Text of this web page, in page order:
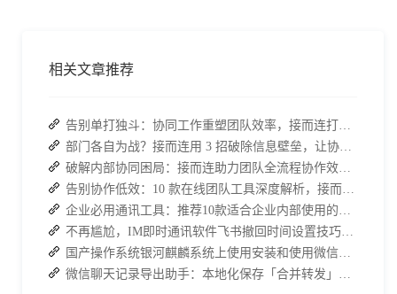
相关文章推荐
告别单打独斗：协同工作重塑团队效率，接而连打造数据合规协作空间
部门各自为战？接而连用 3 招破除信息壁垒，让协作效率翻倍
破解内部协同困局：接而连助力团队全流程协作效率翻倍
告别协作低效：10 款在线团队工具深度解析，接而连凭什么脱颖而出？
企业必用通讯工具：推荐10款适合企业内部使用的即时沟通软件
不再尴尬，IM即时通讯软件飞书撤回时间设置技巧分享
国产操作系统银河麒麟系统上使用安装和使用微信的方法
微信聊天记录导出助手：本地化保存「合并转发」的聊天记录